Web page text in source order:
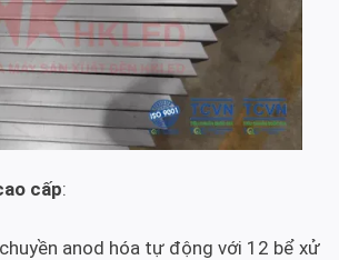
cấp:
anod hóa tự động với 12 bể xử